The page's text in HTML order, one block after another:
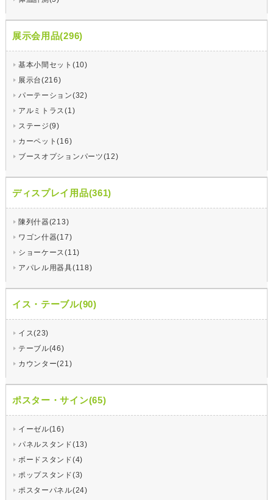
展示会用品(296)
基本小間セット(10)
展示台(216)
パーテーション(32)
アルミトラス(1)
ステージ(9)
カーペット(16)
ブースオプションパーツ(12)
ディスプレイ用品(361)
陳列什器(213)
ワゴン什器(17)
ショーケース(11)
アパレル用器具(118)
イス・テーブル(90)
イス(23)
テーブル(46)
カウンター(21)
ポスター・サイン(65)
イーゼル(16)
パネルスタンド(13)
ボードスタンド(4)
ポップスタンド(3)
ポスターパネル(24)